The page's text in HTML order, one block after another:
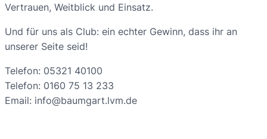
Vertrauen, Weitblick und Einsatz.
Und für uns als Club: ein echter Gewinn, dass ihr an
unserer Seite seid!
Telefon: 05321 40100
Telefon: 0160 75 13 233
Email: info@baumgart.lvm.de